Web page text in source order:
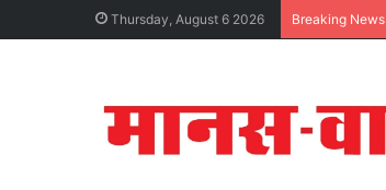
Thursday, August 6 2026 Breaking News